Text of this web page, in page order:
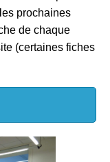
prochaines
de chaque
(certaines fiches